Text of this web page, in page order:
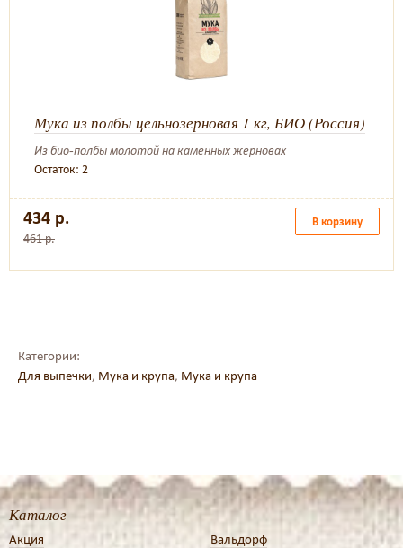
Мука из полбы цельнозерновая 1 кг, БИО (Россия)
Из био-полбы молотой на каменных жерновах
Остаток: 2
434 р.
461 р.
В корзину
Категории:
Для выпечки, Мука и крупа, Мука и крупа
Каталог
Акция
Вальдорф